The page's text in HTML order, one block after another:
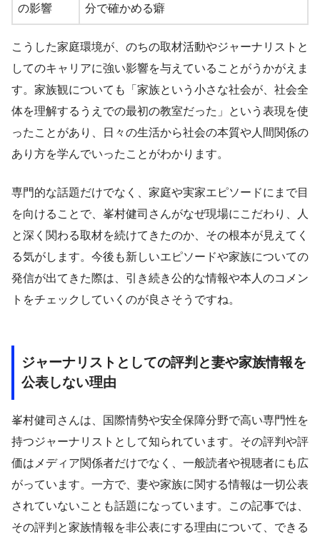
の影響
分で確かめる癖
こうした家庭環境が、のちの取材活動やジャーナリストと
してのキャリアに強い影響を与えていることがうかがえま
す。家族観についても「家族という小さな社会が、社会全
体を理解するうえでの最初の教室だった」という表現を使
ったことがあり、日々の生活から社会の本質や人間関係の
あり方を学んでいったことがわかります。
専門的な話題だけでなく、家庭や実家エピソードにまで目
を向けることで、峯村健司さんがなぜ現場にこだわり、人
と深く関わる取材を続けてきたのか、その根本が見えてく
る気がします。今後も新しいエピソードや家族についての
発信が出てきた際は、引き続き公的な情報や本人のコメン
トをチェックしていくのが良さそうですね。
ジャーナリストとしての評判と妻や家族情報を
公表しない理由
峯村健司さんは、国際情勢や安全保障分野で高い専門性を
持つジャーナリストとして知られています。その評判や評
価はメディア関係者だけでなく、一般読者や視聴者にも広
がっています。一方で、妻や家族に関する情報は一切公表
されていないことも話題になっています。この記事では、
その評判と家族情報を非公表にする理由について、できる